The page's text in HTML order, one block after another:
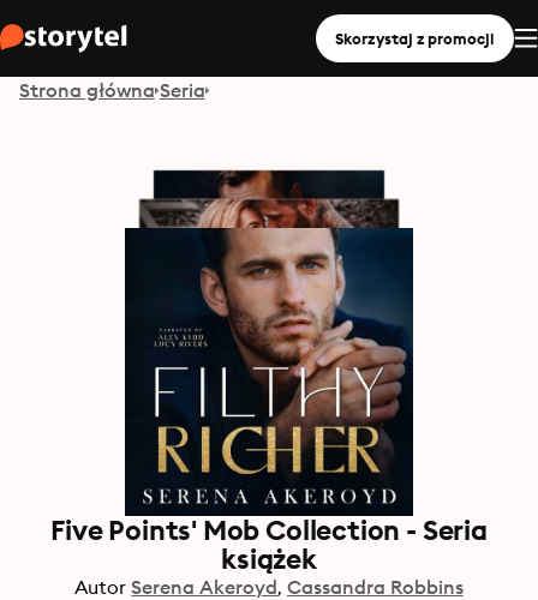
Skorzystaj z promocji
Strona główna Seria
Five Points' Mob Collection - Seria
książek
Autor Serena Akeroyd Cassandra Robbins